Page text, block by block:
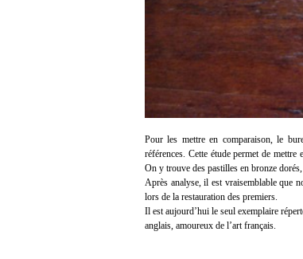
Pour les mettre en comparaison, le
références. Cette étude permet de
On y trouve des pastilles en bronze
Après analyse, il est vraisemblable que
lors de la restauration des premiers.
Il est aujourd’hui le seul exemplaire
anglais, amoureux de l’art français.